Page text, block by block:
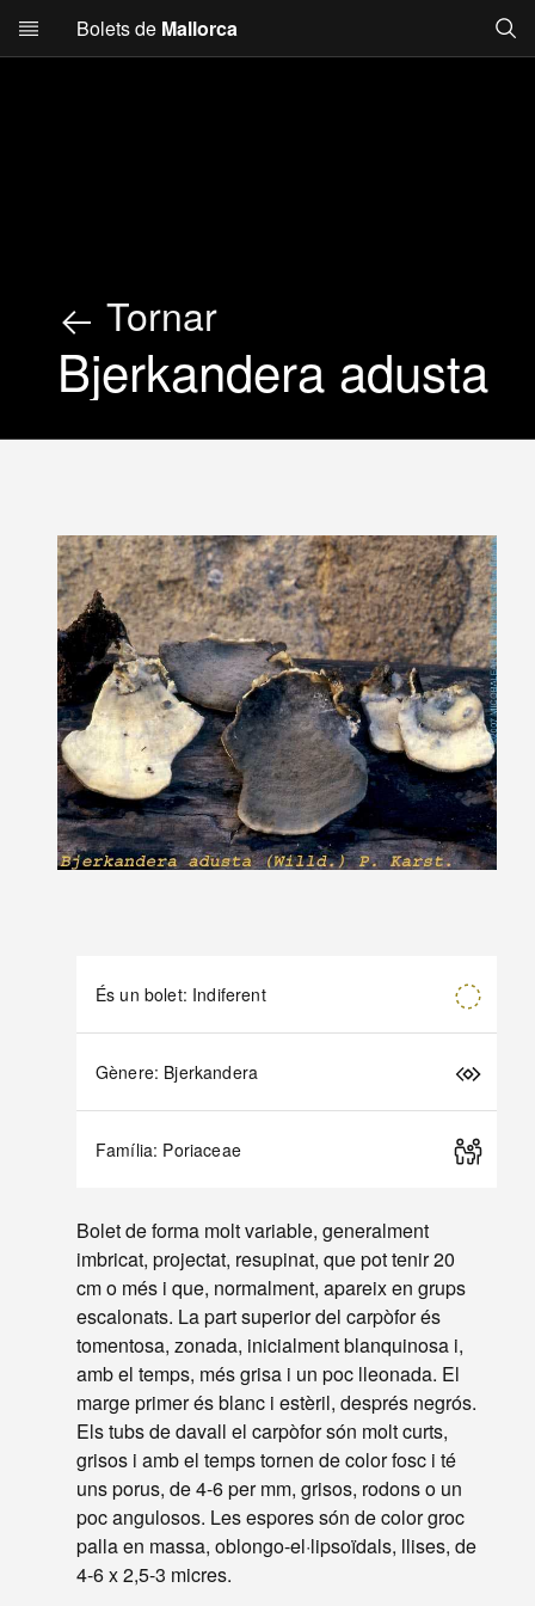
Skip to main content
Bolets de Mallorca
Tornar
Bjerkandera adusta
És un bolet: Indiferent
Gènere: Bjerkandera
Família: Poriaceae
Bolet de forma molt variable, generalment
imbricat, projectat, resupinat, que pot tenir 20
cm o més i que, normalment, apareix en grups
escalonats. La part superior del carpòfor és
tomentosa, zonada, inicialment blanquinosa i,
amb el temps, més grisa i un poc lleonada. El
marge primer és blanc i estèril, després negrós.
Els tubs de davall el carpòfor són molt curts,
grisos i amb el temps tornen de color fosc i té
uns porus, de 4-6 per mm, grisos, rodons o un
poc angulosos. Les espores són de color groc
palla en massa, oblongo-el·lipsoïdals, llises, de
4-6 x 2,5-3 micres.